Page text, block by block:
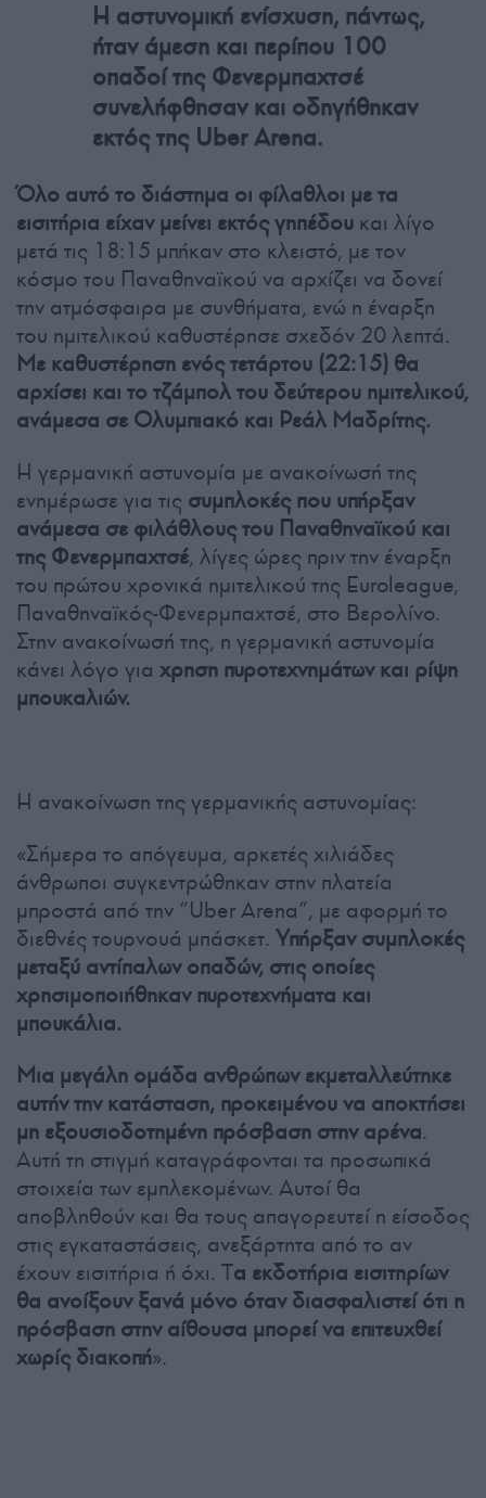
H αστυνομική ενίσχυση, πάντως,
ήταν άμεση και περίπου 100
οπαδοί της Φενερμπαχτσέ
συνελήφθησαν και οδηγήθηκαν
εκτός της Uber Arena.
Όλο αυτό το διάστημα οι φίλαθλοι με τα
εισιτήρια είχαν μείνει εκτός γηπέδου και λίγο
μετά τις 18:15 μπήκαν στο κλειστό, με τον
κόσμο του Παναθηναϊκού να αρχίζει να δονεί
την ατμόσφαιρα με συνθήματα, ενώ η έναρξη
του ημιτελικού καθυστέρησε σχεδόν 20 λεπτά.
Με καθυστέρηση ενός τετάρτου (22:15) θα
αρχίσει και το τζάμπολ του δεύτερου ημιτελικού,
ανάμεσα σε Ολυμπιακό και Ρεάλ Μαδρίτης.
Η γερμανική αστυνομία με ανακοίνωσή της
ενημέρωσε για τις συμπλοκές που υπήρξαν
ανάμεσα σε φιλάθλους του Παναθηναϊκού και
της Φενερμπαχτσέ, λίγες ώρες πριν την έναρξη
του πρώτου χρονικά ημιτελικού της Euroleague,
Παναθηναϊκός-Φενερμπαχτσέ, στο Βερολίνο.
Στην ανακοίνωσή της, η γερμανική αστυνομία
κάνει λόγο για χρηση πυροτεχνημάτων και ρίψη
μπουκαλιών.
Η ανακοίνωση της γερμανικής αστυνομίας:
«Σήμερα το απόγευμα, αρκετές χιλιάδες
άνθρωποι συγκεντρώθηκαν στην πλατεία
μπροστά από την “Uber Arena”, με αφορμή το
διεθνές τουρνουά μπάσκετ. Υπήρξαν συμπλοκές
μεταξύ αντίπαλων οπαδών, στις οποίες
χρησιμοποιήθηκαν πυροτεχνήματα και
μπουκάλια.
Μια μεγάλη ομάδα ανθρώπων εκμεταλλεύτηκε
αυτήν την κατάσταση, προκειμένου να αποκτήσει
μη εξουσιοδοτημένη πρόσβαση στην αρένα.
Αυτή τη στιγμή καταγράφονται τα προσωπικά
στοιχεία των εμπλεκομένων. Αυτοί θα
αποβληθούν και θα τους απαγορευτεί η είσοδος
στις εγκαταστάσεις, ανεξάρτητα από το αν
έχουν εισιτήρια ή όχι. Τα εκδοτήρια εισιτηρίων
θα ανοίξουν ξανά μόνο όταν διασφαλιστεί ότι η
πρόσβαση στην αίθουσα μπορεί να επιτευχθεί
χωρίς διακοπή».